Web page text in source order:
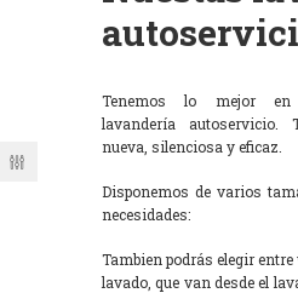
Tenemos lo mejor en
lavandería autoservicio.
nueva, silenciosa y eficaz.
Disponemos de varios
necesidades:
Tambien podrás elegir
lavado, que van desde el